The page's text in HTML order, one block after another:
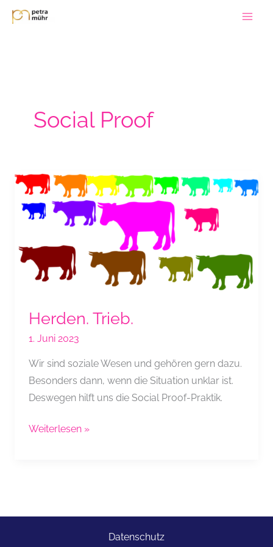
Zum
Inhalt
Social Proof
Herden. Trieb.
1. Juni 2023
Wir sind soziale Wesen und gehören gern dazu.
Besonders dann, wenn die Situation unklar ist.
Deswegen hilft uns die Social Proof-Praktik.
Herden.
Weiterlesen »
Datenschutz